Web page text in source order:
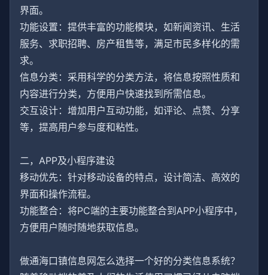
界面。
功能设置：提供丰富的功能模块，如新闻资讯、生活
服务、求职招聘、房产租售等，满足市民多样化的需
求。
信息分类：采用科学的分类方法，将信息按照性质和
内容进行分类，方便用户快速找到所需信息。
交互设计：增加用户互动功能，如评论、点赞、分享
等，提高用户参与度和粘性。
二，APP及小程序建设
移动优先：针对移动设备的特点，设计简洁、高效的
界面和操作流程。
功能整合：将PC端的主要功能整合到APP小程序中，
方便用户随时随地获取信息。
做通海口镇信息网怎么选择一个好的分类信息系统？